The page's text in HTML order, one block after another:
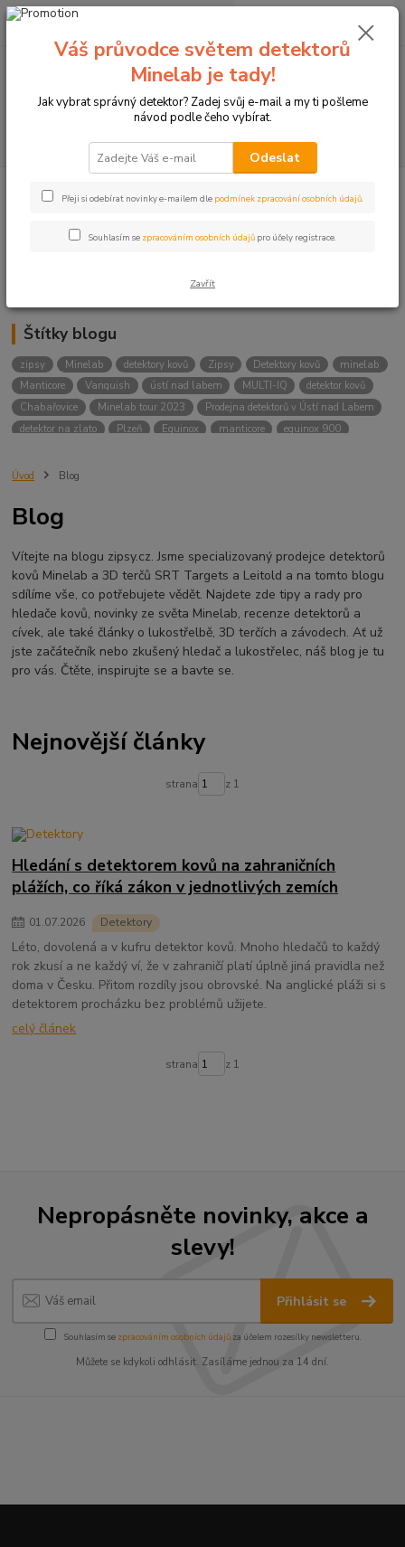
+420774877333
0 Kč
Kategorie blogu
Detektory
Štítky blogu
zipsy Minelab detektory kovů Zipsy Detektory kovů
minelab
Manticore
Vanquish ústí nad labem MULTI-IQ
detektor kovů
Chabařovice
Minelab tour 2023
Prodejna detektorů v Ústí nad Labem
detektor na zlato
Plzeň Equinox manticore
equinox 900
Sraz detektorářů
ÚSTÍ NAD LABEM
Jídlo na cesty
Mníšek u Liberece Karlovy Vary
Equinox 900
Soutěž o detektor
Severní Čechy
hledání pokladů
technologie Multi IQ
Úvod Blog
Blog
Vítejte na blogu zipsy.cz. Jsme specializovaný prodejce detektorů
kovů Minelab a 3D terčů SRT Targets a Leitold a na tomto blogu
sdílíme vše, co potřebujete vědět. Najdete zde tipy a rady pro
hledače kovů, novinky ze světa Minelab, recenze detektorů a
cívek, ale také články o lukostřelbě, 3D terčích a závodech. Ať už
jste začátečník nebo zkušený hledač a lukostřelec, náš blog je tu
pro vás. Čtěte, inspirujte se a bavte se.
Nejnovější články
strana z 1
Hledání s detektorem kovů na zahraničních
plážích, co říká zákon v jednotlivých zemích
01.07.2026 Detektory
Léto, dovolená a v kufru detektor kovů. Mnoho hledačů to každý
rok zkusí a ne každý ví, že v zahraničí platí úplně jiná pravidla než
doma v Česku. Přitom rozdíly jsou obrovské. Na anglické pláži si s
detektorem procházku bez problémů užijete.
celý článek
strana z 1
Nepropásněte novinky, akce a
slevy!
Přihlásit se
Souhlasím se zpracováním osobních údajůza účelem rozesílky newsletteru.
Můžete se kdykoli odhlásit. Zasíláme jednou za 14 dní.
Váš průvodce světem detektorů
Minelab je tady!
Jak vybrat správný detektor? Zadej svůj e-mail a my ti pošleme
návod podle čeho vybírat.
Odeslat
Přeji si odebírat novinky e-mailem dle podmínek zpracování osobních údajů.
Souhlasím se zpracováním osobních údajů pro účely registrace.
Zavřít